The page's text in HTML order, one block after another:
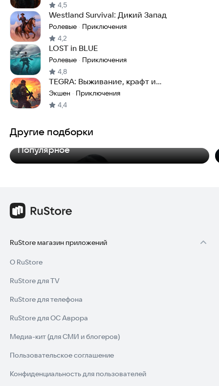
4,5
Westland Survival: Дикий Запад
Ролевые · Приключения
4,2
LOST in BLUE
Ролевые · Приключения
4,8
TEGRA: Выживание, крафт и
строительство
Экшен · Приключения
4,4
Другие подборки
Популярное
RuStore магазин приложений
О RuStore
RuStore для TV
RuStore для телефона
RuStore для ОС Аврора
Медиа-кит (для СМИ и блогеров)
Пользовательское соглашение
Конфиденциальность для пользователей